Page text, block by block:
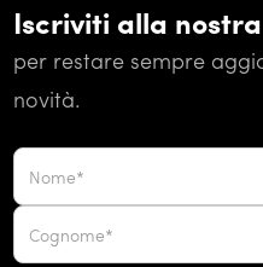
Iscriviti alla
per restare sempre
novità.